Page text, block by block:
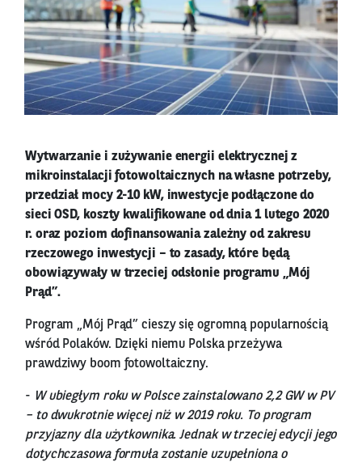
Wytwarzanie i zużywanie energii elektrycznej z
mikroinstalacji fotowoltaicznych na własne potrzeby,
przedział mocy 2-10 kW, inwestycje podłączone do
sieci OSD, koszty kwalifikowane od dnia 1 lutego 2020
r. oraz poziom dofinansowania zależny od zakresu
rzeczowego inwestycji – to zasady, które będą
obowiązywały w trzeciej odsłonie programu „Mój
Prąd”.
Program „Mój Prąd” cieszy się ogromną popularnością
wśród Polaków. Dzięki niemu Polska przeżywa
prawdziwy boom fotowoltaiczny.
- W ubiegłym roku w Polsce zainstalowano 2,2 GW w PV
– to dwukrotnie więcej niż w 2019 roku. To program
przyjazny dla użytkownika. Jednak w trzeciej edycji jego
dotychczasowa formuła zostanie uzupełniona o